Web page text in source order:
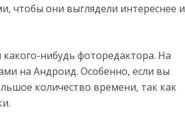
чтобы они выглядели интереснее и
нибудь фоторедактора. На
на Андроид. Особенно, если вы
количество времени, так как